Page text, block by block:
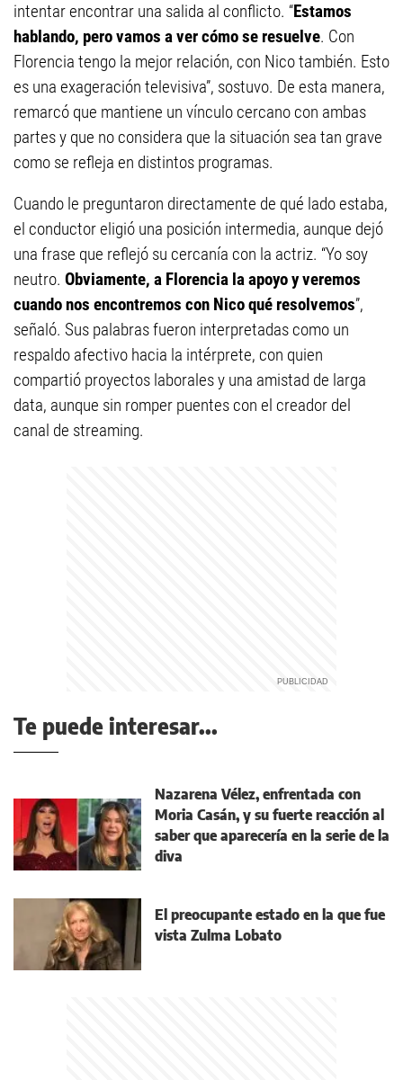
intentar encontrar una salida al conflicto. “Estamos
hablando, pero vamos a ver cómo se resuelve. Con
Florencia tengo la mejor relación, con Nico también. Esto
es una exageración televisiva”, sostuvo. De esta manera,
remarcó que mantiene un vínculo cercano con ambas
partes y que no considera que la situación sea tan grave
como se refleja en distintos programas.
Cuando le preguntaron directamente de qué lado estaba,
el conductor eligió una posición intermedia, aunque dejó
una frase que reflejó su cercanía con la actriz. “Yo soy
neutro. Obviamente, a Florencia la apoyo y veremos
cuando nos encontremos con Nico qué resolvemos”,
señaló. Sus palabras fueron interpretadas como un
respaldo afectivo hacia la intérprete, con quien
compartió proyectos laborales y una amistad de larga
data, aunque sin romper puentes con el creador del
canal de streaming.
Te puede interesar...
Nazarena Vélez, enfrentada con
Moria Casán, y su fuerte reacción al
saber que aparecería en la serie de la
diva
El preocupante estado en la que fue
vista Zulma Lobato